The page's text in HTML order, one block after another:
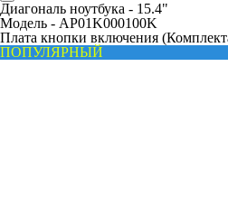
Диагональ ноутбука - 15.4"
Модель - AP01K000100K
Плата кнопки включения
ПОПУЛЯРНЫЙ